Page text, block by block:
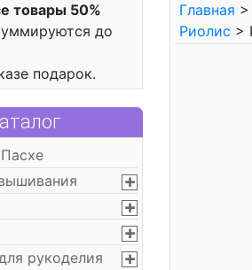
товары 50%
до
подарок.
рукоделия
Главная >
Риолис >